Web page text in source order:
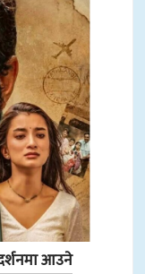
आउने